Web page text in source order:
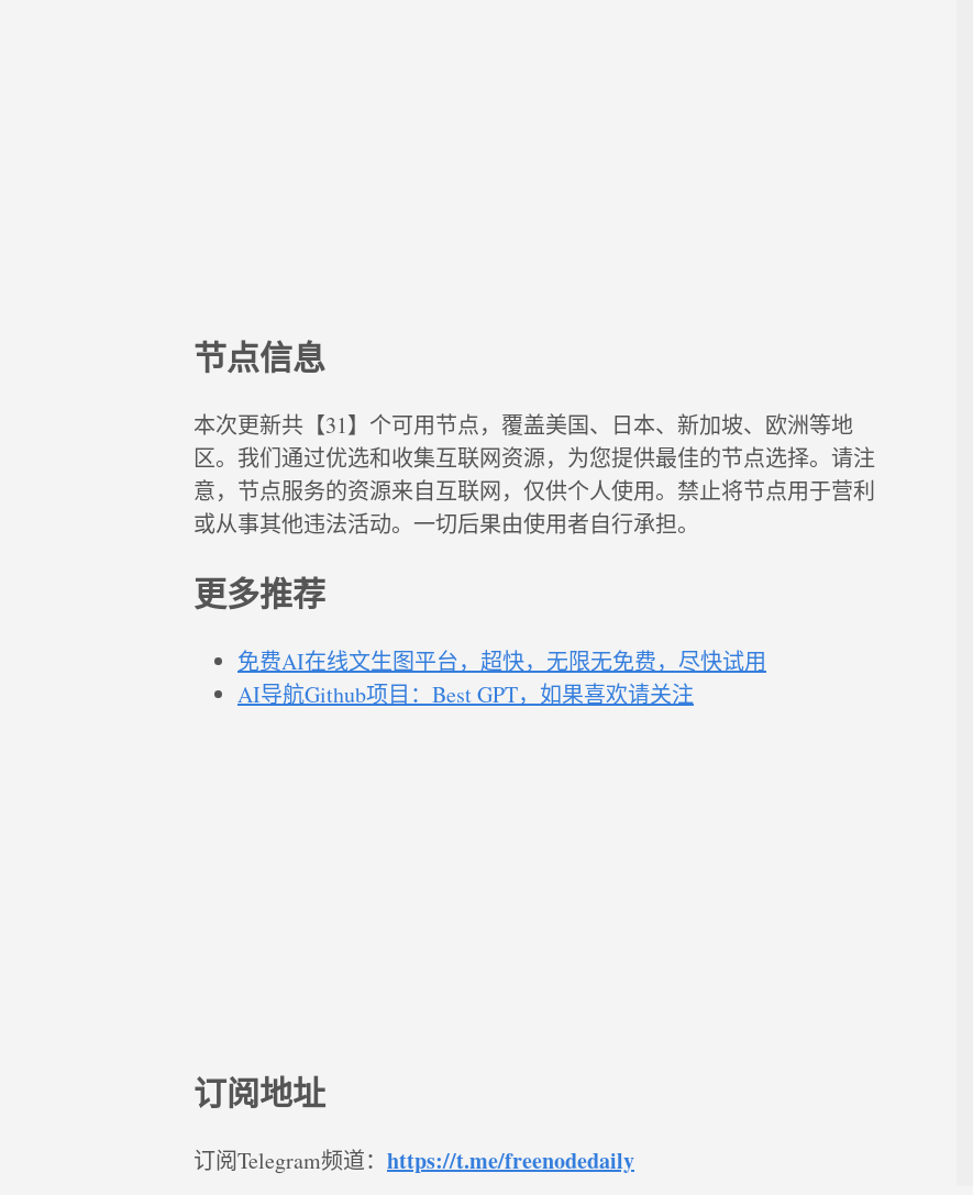
节点信息
本次更新共【31】个可用节点，覆盖美国、日本、新加坡、欧洲等地
区。我们通过优选和收集互联网资源，为您提供最佳的节点选择。请注
意，节点服务的资源来自互联网，仅供个人使用。禁止将节点用于营利
或从事其他违法活动。一切后果由使用者自行承担。
更多推荐
免费AI在线文生图平台，超快，无限无免费，尽快试用
AI导航Github项目：Best GPT，如果喜欢请关注
订阅地址
订阅Telegram频道： https://t.me/freenodedaily